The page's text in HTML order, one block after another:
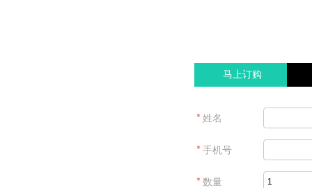
马上订购
＊ 姓名
＊ 手机号
＊ 数量